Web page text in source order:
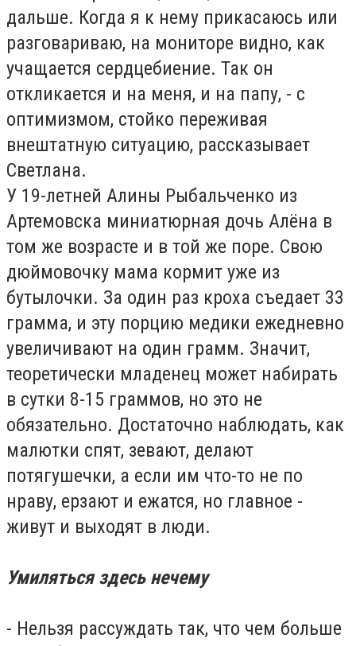
дальше. Когда я к нему прикасаюсь или
разговариваю, на мониторе видно, как
учащается сердцебиение. Так он
откликается и на меня, и на папу, - с
оптимизмом, стойко переживая
внештатную ситуацию, рассказывает
Светлана.
У 19-летней Алины Рыбальченко из
Артемовска миниатюрная дочь Алёна в
том же возрасте и в той же поре. Свою
дюймовочку мама кормит уже из
бутылочки. За один раз кроха съедает 33
грамма, и эту порцию медики ежедневно
увеличивают на один грамм. Значит,
теоретически младенец может набирать
в сутки 8-15 граммов, но это не
обязательно. Достаточно наблюдать, как
малютки спят, зевают, делают
потягушечки, а если им что-то не по
нраву, ерзают и ежатся, но главное -
живут и выходят в люди.
Умиляться здесь нечему
- Нельзя рассуждать так, что чем больше